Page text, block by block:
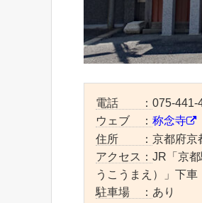
電話 ： 075-441-
ウェブ ： 称念寺
住所 ： 京都府京
アクセス： JR「京
うこうまえ）」下
駐車場 ： あり